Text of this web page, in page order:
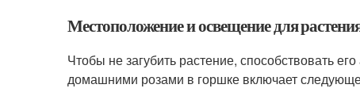
Местоположение и освещение для
Чтобы не загубить растение, способствовать
домашними розами в горшке включает